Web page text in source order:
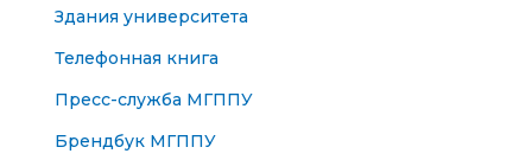
Здания университета
Телефонная книга
Пресс-служба МГППУ
Брендбук МГППУ